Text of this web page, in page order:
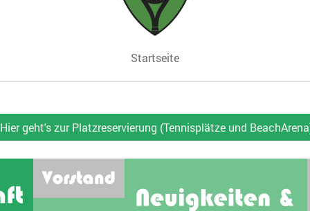
Startseite
Hier geht's zur Platzreservierung (Tennisplätze und